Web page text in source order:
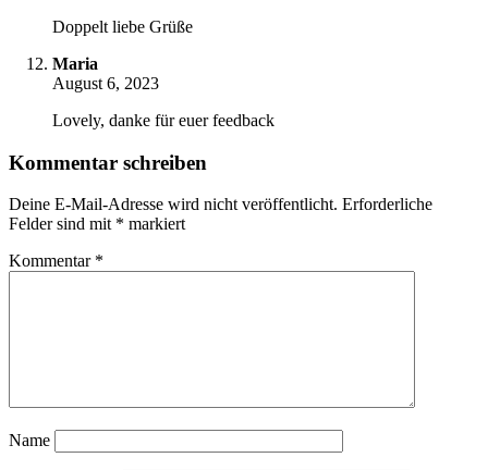
Doppelt liebe Grüße
Maria
August 6, 2023
Lovely, danke für euer feedback
Kommentar schreiben
Deine E-Mail-Adresse wird nicht veröffentlicht. Erforderliche
Felder sind mit * markiert
Kommentar *
Name